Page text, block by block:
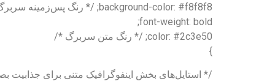
background-color: #f8f8f8; /* رنگ پس‌زمینه سربرگ جدول */
font-weight: bold;
color: #2c3e50; /* رنگ متن سربرگ */
}
/* استایل‌های بخش اینفوگرافیک متنی برای جذابیت